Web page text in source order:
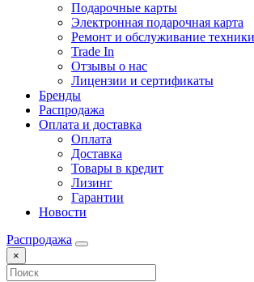
Подарочные карты
Электронная подарочная карта
Ремонт и обслуживание техники
Trade In
Отзывы о нас
Лицензии и сертификаты
Бренды
Распродажа
Оплата и доставка
Оплата
Доставка
Товары в кредит
Лизинг
Гарантии
Новости
Распродажа
×